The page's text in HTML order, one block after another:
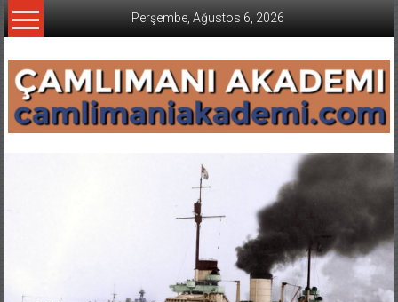
İçeriğe
geç
Perşembe, Ağustos 6, 2026